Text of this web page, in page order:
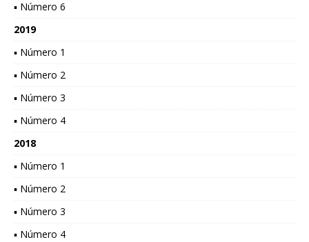
▪ Número 6
2019
▪ Número 1
▪ Número 2
▪ Número 3
▪ Número 4
2018
▪ Número 1
▪ Número 2
▪ Número 3
▪ Número 4